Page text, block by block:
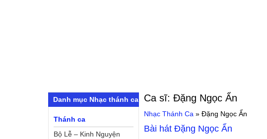
Ca sĩ:Đặng Ngọc Ẩn
Nhạc Thánh Ca »Đặng Ngọc Ẩn
Bài hátĐặng Ngọc Ẩn
Danh mục Nhạc thánh ca
Thánh ca
Bộ Lễ – Kinh Nguyện